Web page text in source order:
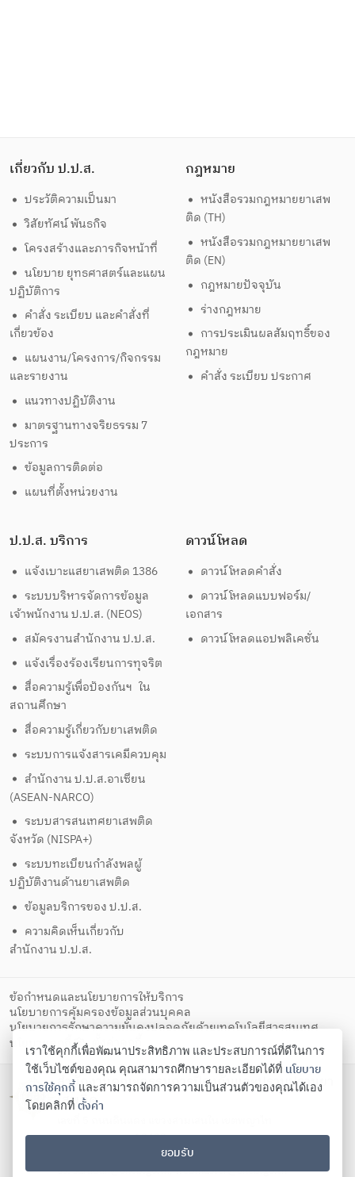
เกี่ยวกับ ป.ป.ส.
ประวัติความเป็นมา
วิสัยทัศน์ พันธกิจ
โครงสร้างและภารกิจหน้าที่
นโยบาย ยุทธศาสตร์และแผน
ปฏิบัติการ
คำสั่ง ระเบียบ และคำสั่งที่
เกี่ยวข้อง
แผนงาน/โครงการ/กิจกรรม
และรายงาน
แนวทางปฏิบัติงาน
มาตรฐานทางจริยธรรม 7
ประการ
ข้อมูลการติดต่อ
แผนที่ตั้งหน่วยงาน
กฎหมาย
หนังสือรวมกฎหมายยาเสพ
ติด (TH)
หนังสือรวมกฎหมายยาเสพ
ติด (EN)
กฎหมายปัจจุบัน
ร่างกฎหมาย
การประเมินผลสัมฤทธิ์ของ
กฎหมาย
คำสั่ง ระเบียบ ประกาศ
ป.ป.ส. บริการ
แจ้งเบาะแสยาเสพติด 1386
ระบบบริหารจัดการข้อมูล
เจ้าพนักงาน ป.ป.ส. (NEOS)
สมัครงานสำนักงาน ป.ป.ส.
แจ้งเรื่องร้องเรียนการทุจริต
สื่อความรู้เพื่อป้องกันฯ ใน
สถานศึกษา
สื่อความรู้เกี่ยวกับยาเสพติด
ระบบการแจ้งสารเคมีควบคุม
สำนักงาน ป.ป.ส.อาเซียน
(ASEAN-NARCO)
ระบบสารสนเทศยาเสพติด
จังหวัด (NISPA+)
ระบบทะเบียนกำลังพลผู้
ปฏิบัติงานด้านยาเสพติด
ข้อมูลบริการของ ป.ป.ส.
ความคิดเห็นเกี่ยวกับ
สำนักงาน ป.ป.ส.
ดาวน์โหลด
ดาวน์โหลดคำสั่ง
ดาวน์โหลดแบบฟอร์ม/
เอกสาร
ดาวน์โหลดแอปพลิเคชั่น
ข้อกำหนดและนโยบายการให้บริการ
นโยบายการคุ้มครองข้อมูลส่วนบุคคล
นโยบายการรักษาความมั่นคงปลอดภัยด้วยเทคโนโลยีสารสนเทศ
นโยบายคุกกี้
ตั้งค่าคุกกี้
สำนักงานคณะกรรมการป้องกันและปราบปรามยา
เสพติด
กรุงเทพมหานคร 10400
โทรศัพท์ 02-247-0901-19 โทรสาร 02-245-9350 Contact
us:saraban@oncb.go.th,webmaster@oncb.go.th
เราใช้คุกกี้เพื่อพัฒนาประสิทธิภาพ และประสบการณ์ที่ดีในการ
ใช้เว็บไซต์ของคุณ คุณสามารถศึกษารายละเอียดได้ที่ นโยบาย
การใช้คุกกี้และสามารถจัดการความเป็นส่วนตัวของคุณได้เอง
โดยคลิกที่ ตั้งค่า
ยอมรับ